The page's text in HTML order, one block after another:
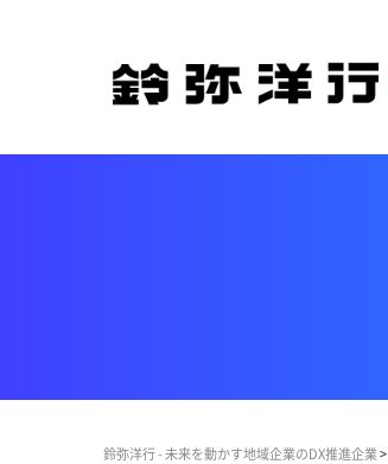
鈴弥洋行 - 未来を動かす地域企業のDX推進企業>